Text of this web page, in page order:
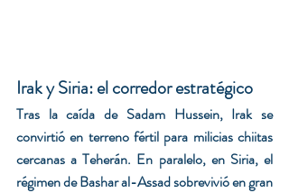
Irak y Siria: el corredor estratégico
Tras la caída de Sadam Hussein, Irak se
convirtió en terreno fértil para milicias chiitas
cercanas a Teherán. En paralelo, en Siria, el
régimen de Bashar al-Assad sobrevivió en gran